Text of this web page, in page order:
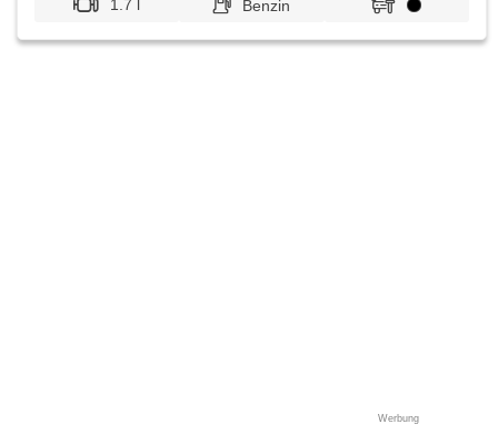
1.7 l
Benzin
Werbung